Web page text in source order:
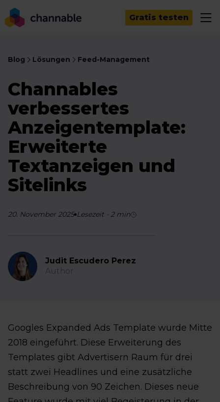
Gratis testen
Blog Lösungen Feed-Management
Channables
verbessertes
Anzeigentemplate:
Erweiterte
Textanzeigen und
Sitelinks
20. November 2025 Lesezeit - 2min
Judit Escudero Perez
Author
Googles Expanded Ads Template wurde Mitte
2018 eingeführt. Diese Erweiterung des
Templates gibt Advertisern Raum für drei
statt zwei Headlines und eine zusätzliche
Beschreibung von 90 Zeichen. Dieses neue